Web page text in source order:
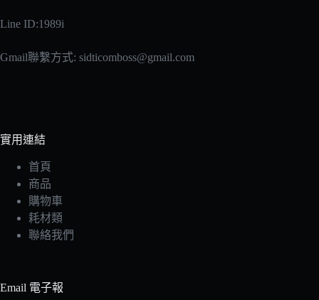
Line ID:1989i
Gmail聯繫方式: sidticomboss@gmail.com
實用連結
首頁
商品
購物車
耗材類
聯絡我們
Email 電子報